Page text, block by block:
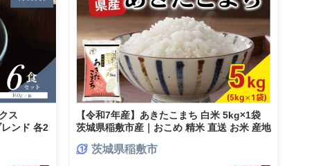
ス
ンド 各2
一人暮
【令和7年産】あきたこまち 白米 5kg×1袋
茨城県稲敷市産｜おこめ 精米 直送 お米 産地
茨城県稲敷市